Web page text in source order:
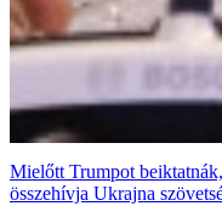
Mielőtt Trumpot
összehívja Ukrajna